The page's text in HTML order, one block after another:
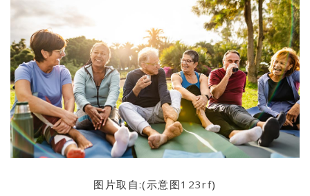
图片取自:(示意图123rf)